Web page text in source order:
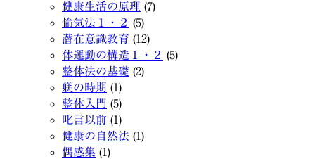
健康生活の原理 (7)
愉気法１・２ (5)
潜在意識教育 (12)
体運動の構造１・２ (5)
整体法の基礎 (2)
躾の時期 (1)
整体入門 (5)
叱言以前 (1)
健康の自然法 (1)
偶感集 (1)